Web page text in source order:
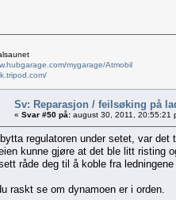
mygarage/Atmobil
Sv: Reparasjon / feilsøking på
« Svar #50 på: august 30, 2011, 20:55:21
regulatoren under setet, var
kunne gjøre at det ble litt risting
råde deg til å koble fra
raskt se om dynamoen er i orden.